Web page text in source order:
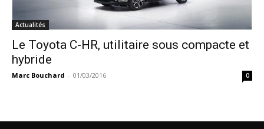
Actualités
Le Toyota C-HR, utilitaire sous compacte et
hybride
Marc Bouchard - 01/03/2016 0